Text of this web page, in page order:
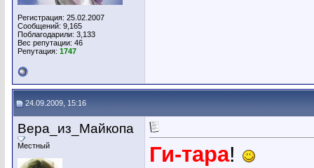
Регистрация: 25.02.2007
Сообщений: 9,165
Поблагодарили: 3,133
Вес репутации: 46
Репутация: 1747
24.09.2009, 15:16
Вера_из_Майкопа
Местный Ги-тара!